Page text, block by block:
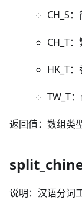
CH_S：
CH_T：
HK_T：
TW_T：
返回值：数组类
说明：汉语分词